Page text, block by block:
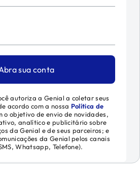
sua conta
autoriza a Genial a coletar seus
acordo com a nossa Política de
o objetivo de envio de novidades,
analítico e publicitário sobre
da Genial e de seus parceiros; e
da Genial pelos canais
Whatsapp, Telefone).